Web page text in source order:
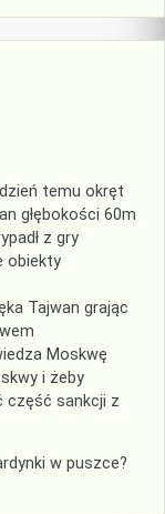
temu okręt
głębokości 60m
z gry
obiekty
Tajwan grając
Moskwę
i żeby
część sankcji z
w puszce?